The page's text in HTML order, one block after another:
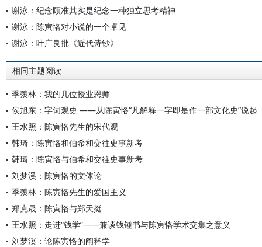
谢泳：纪念顾准其实是纪念一种独立思考精神
谢泳：陈寅恪对小说的一个卓见
谢泳：叶广良批《近代诗钞》
相同主题阅读
季羡林：我的几位授业恩师
侯旭东：字词观史 ——从陈寅恪“凡解释一字即是作一部文化史”说起
王水照：陈寅恪先生的宋代观
韩琦：陈寅恪和伯希和交往史事新考
韩琦：陈寅恪与伯希和交往史事新考
刘梦溪：陈寅恪的文体论
季羡林：陈寅恪先生的爱国主义
郑克晟：陈寅恪与郑天挺
王水照：走进“钱学”——兼谈钱锺书与陈寅恪学术交集之意义
刘梦溪：论陈寅恪的阐释学